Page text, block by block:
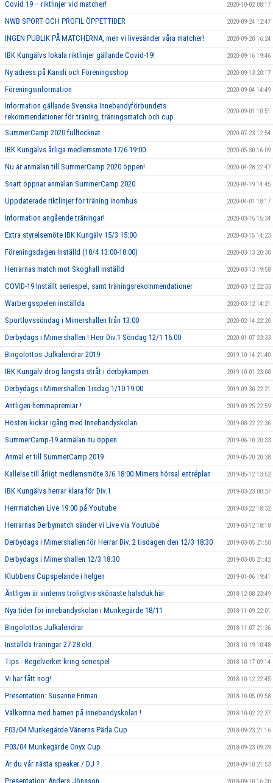
Covid 19 – riktlinjer vid matcher! 2020-10-02 08:17
NWB SPORT OCH PROFIL ÖPPETTIDER 2020-09-24 12:47
INGEN PUBLIK PÅ MATCHERNA, men vi livesänder våra matcher! 2020-09-20 16:24
IBK Kungälvs lokala riktlinjer gällande Covid-19! 2020-09-16 19:46
Ny adress på Kansli och Föreningsshop 2020-09-13 20:17
Föreningsinformation 2020-09-04 14:49
Information gällande Svenska Innebandyförbundets
rekommendationer för träning, träningsmatch och cup
2020-09-01 10:51
SummerCamp 2020 fulltecknat 2020-07-23 12:54
IBK Kungälvs årliga medlemsmöte 17/6 19:00 2020-05-30 16:09
Nu är anmälan till SummerCamp 2020 öppen! 2020-04-28 22:47
Snart öppnar anmälan SummerCamp 2020 2020-04-19 14:45
Uppdaterade riktlinjer för träning inomhus 2020-04-01 18:17
Information angående träningar! 2020-03-15 15:34
Extra styrelsemöte IBK Kungälv 15/3 15:00 2020-03-15 14:23
Föreningsdagen Inställd (18/4 13:00-18:00) 2020-03-13 20:30
Herrarnas match mot Skoghall inställd 2020-03-13 19:58
COVID-19 Inställt seriespel, samt träningsrekommendationer 2020-03-12 22:33
Warbergsspelen inställda 2020-03-12 14:21
Sportlovssöndag i Mimershallen från 13:00 2020-02-14 22:20
Derbydags i Mimershallen ! Herr Div.1 Söndag 12/1 16:00 2020-01-07 23:33
Bingolottos Julkalendrar 2019 2019-10-14 21:40
IBK Kungälv drog längsta stråt i derbykampen 2019-10-01 23:00
Derbydags i Mimershallen Tisdag 1/10 19:00 2019-09-30 22:21
Äntligen hemmapremiär ! 2019-09-25 22:59
Hösten kickar igång med Innebandyskolan 2019-08-22 22:36
SummerCamp-19 anmälan nu öppen 2019-06-10 20:33
Anmäl er till SummerCamp 2019 2019-05-20 20:38
Kallelse till årligt medlemsmöte 3/6 18:00 Mimers hörsal entréplan 2019-05-12 13:52
IBK Kungälvs herrar klara för Div.1 2019-03-23 00:37
Herrmatchen Live 19:00 på Youtube 2019-03-22 18:32
Herrarnas Derbymatch sänder vi Live via Youtube 2019-03-12 18:18
Derbydags i Mimershallen för Herrar Div. 2 tisdagen den 12/3 18:30 2019-03-05 21:50
Derbydags i Mimershallen 12/3 18:30 2019-03-05 21:42
Klubbens Cupspelande i helgen 2019-01-06 19:41
Äntligen är vinterns troligtvis skönaste halsduk här 2018-12-08 23:49
Nya tider för innebandyskolan i Munkegärde 18/11 2018-11-09 22:01
Bingolottos Julkalendrar 2018-11-07 21:36
Inställda träningar 27-28 okt. 2018-10-19 10:48
Tips - Regelverket kring seriespel 2018-10-17 09:14
Vi har fått nog! 2018-10-12 22:45
Presentation: Susanne Friman 2018-10-05 09:58
Välkomna med barnen på innebandyskolan ! 2018-10-02 22:37
F03/04 Munkegärde Vänerns Pärla Cup 2018-09-23 21:16
P03/04 Munkegärde Onyx Cup 2018-09-23 09:39
Är du vår nästa speaker / DJ ? 2018-09-10 21:53
Presentation: Anders Jönsson